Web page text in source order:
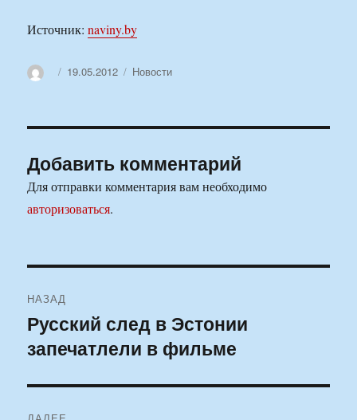
Источник:naviny.by
АвторОпубликовано
19.05.2012 Рубрики
Новости
Добавить комментарий
Для отправки комментария вам необходимо
авторизоваться.
по
записям
НАЗАД
Предыдущая
запись:
Русский след в Эстонии
запечатлели в фильме